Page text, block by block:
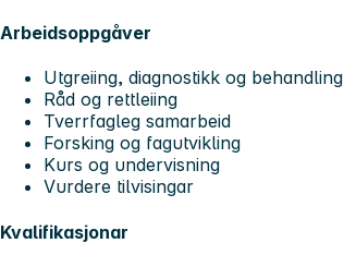
Arbeidsoppgåver
Utgreiing, diagnostikk og behandling
Råd og rettleiing
Tverrfagleg samarbeid
Forsking og fagutvikling
Kurs og undervisning
Vurdere tilvisingar
Kvalifikasjonar